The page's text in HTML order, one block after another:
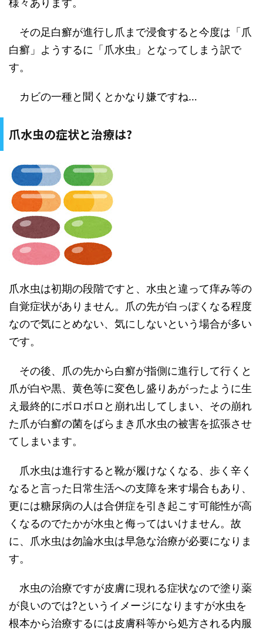
様々あります。
その足白癬が進行し爪まで浸食すると今度は「爪
白癬」ようするに「爪水虫」となってしまう訳で
す。
カビの一種と聞くとかなり嫌ですね…
爪水虫の症状と治療は?
爪水虫は初期の段階ですと、水虫と違って痒み等の
自覚症状がありません。爪の先が白っぽくなる程度
なので気にとめない、気にしないという場合が多い
です。
その後、爪の先から白癬が指側に進行して行くと
爪が白や黒、黄色等に変色し盛りあがったように生
え最終的にボロボロと崩れ出してしまい、その崩れ
た爪が白癬の菌をばらまき爪水虫の被害を拡張させ
てしまいます。
爪水虫は進行すると靴が履けなくなる、歩く辛く
なると言った日常生活への支障を来す場合もあり、
更には糖尿病の人は合併症を引き起こす可能性が高
くなるのでたかが水虫と侮ってはいけません。故
に、爪水虫は勿論水虫は早急な治療が必要になりま
す。
水虫の治療ですが皮膚に現れる症状なので塗り薬
が良いのでは?というイメージになりますが水虫を
根本から治療するには皮膚科等から処方される内服